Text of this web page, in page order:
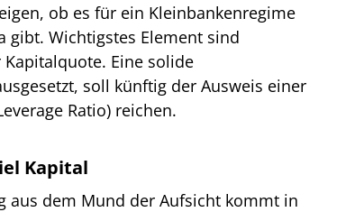
ob es für ein Kleinbankenregime
gibt. Wichtigstes Element sind
Eine solide
soll künftig der Ausweis einer
Ratio) reichen.
Kapital
aus dem Mund der Aufsicht kommt in